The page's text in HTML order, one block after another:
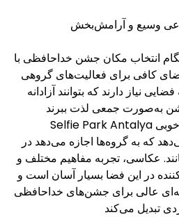
وسیع و آرامش‌بخش
انتخاب مکان جشن خداحافظی با
کافی برای فعالیت‌های گروهی
نیاز دارند که بتوانند آزادانه
Selfie Park Antalya محیطی وسیع و به‌خوبی
که به گروه‌ها اجازه می‌دهد در
عکاسی، تجربه مفاهیم مختلف و
در این فضا بسیار آسان است و
عالی برای جشن‌های خداحافظی